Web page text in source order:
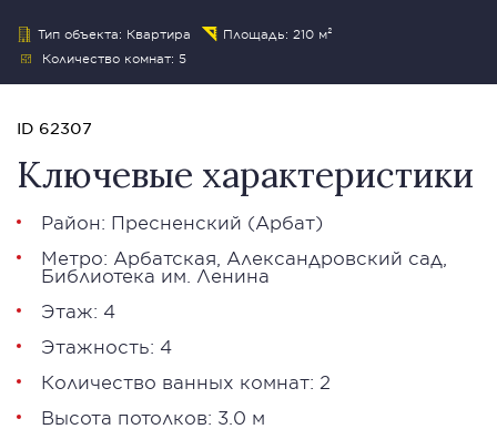
Тип объекта: Квартира
Площадь: 210 м²
Количество комнат: 5
ID 62307
Ключевые характеристики
Район: Пресненский (Арбат)
Метро: Арбатская Александровский сад
Библиотека им. Ленина
Этаж: 4
Этажность: 4
Количество ванных комнат: 2
Высота потолков: 3.0 м